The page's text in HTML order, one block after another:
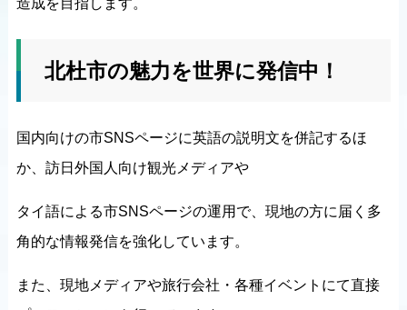
造成を目指します。
北杜市の魅力を世界に発信中！
国内向けの市SNSページに英語の説明文を併記するほ
か、訪日外国人向け観光メディアや
タイ語による市SNSページの運用で、現地の方に届く多
角的な情報発信を強化しています。
また、現地メディアや旅行会社・各種イベントにて直接